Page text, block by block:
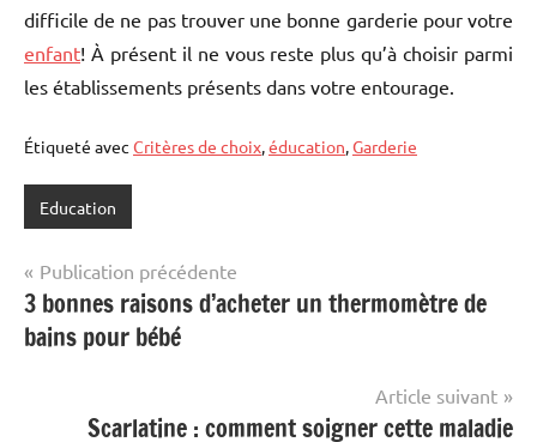
difficile de ne pas trouver une bonne garderie pour votre
enfant! À présent il ne vous reste plus qu’à choisir parmi
les établissements présents dans votre entourage.
Étiqueté avec Critères de choix,éducation,Garderie
Education
Navigation
de
l’article
Publication précédente
3 bonnes raisons d’acheter un thermomètre de
bains pour bébé
Article suivant
Scarlatine : comment soigner cette maladie